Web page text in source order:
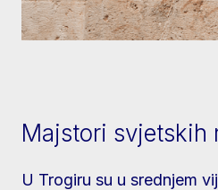
Majstori svjetskih
U Trogiru su u srednjem